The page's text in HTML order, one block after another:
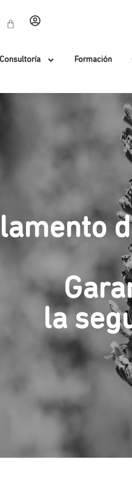
Consultoría Formación
la